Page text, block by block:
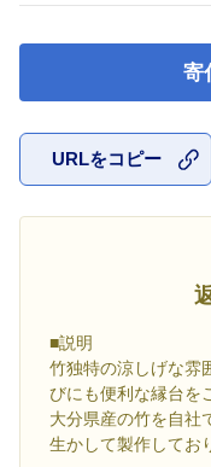
寄
URLをコピー
■説明
竹独特の涼しげな雰
びにも便利な縁台を
大分県産の竹を自社
生かして製作してお